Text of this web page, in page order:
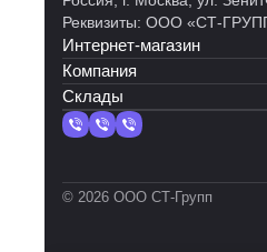
Реквизиты: ООО «СТ-
Интернет-магазин
Компания
Склады
© 2026 ООО СТ-Групп